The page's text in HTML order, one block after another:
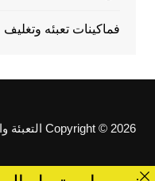
فماكينات تعبئه وتغليف
Copyright © 2026 التعبئة والتغليف. All rights reserved.